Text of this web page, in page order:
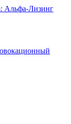
Альфа-Лизинг